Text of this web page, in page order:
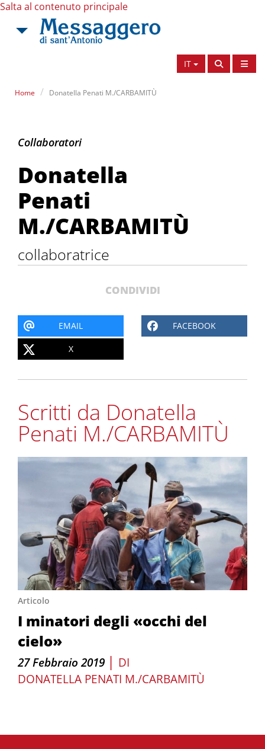
Salta al contenuto principale
IT
Home Donatella Penati M./CARBAMITÙ
Donatella Penati M./
Collaboratori
Donatella
Penati
M./CARBAMITÙ
collaboratrice
CONDIVIDI
EMAIL FACEBOOK
X
Scritti da Donatella
Penati M./CARBAMITÙ
Articolo
I minatori degli «occhi del
cielo»
27 Febbraio 2019 | DI
DONATELLA PENATI M./CARBAMITÙ